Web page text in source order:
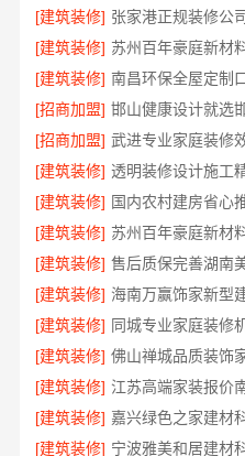
[建筑装修]
[建筑装修]
[建筑装修]
[招商加盟] 邯山健康设计就选
[招商加盟]
[建筑装修]
[建筑装修]
[建筑装修]
[建筑装修] 售后质保完善湖南
[建筑装修] 海南万赢饰家新型
[建筑装修]
[建筑装修]
[建筑装修] 江苏高端家装报价
[建筑装修] 嘉兴绿色之家建材
[建筑装修]